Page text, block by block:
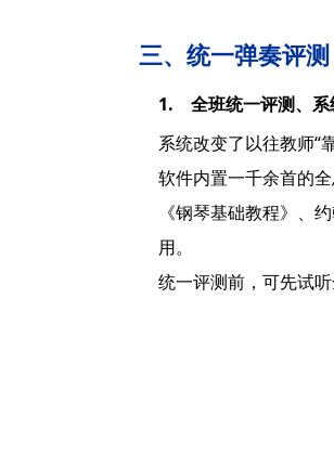
1. 全班统一评测、系
系统改变了以往教师“
软件内置一千余首的
《钢琴基础教程》、
用。
统一评测前，可先试
三、统一弹奏评测